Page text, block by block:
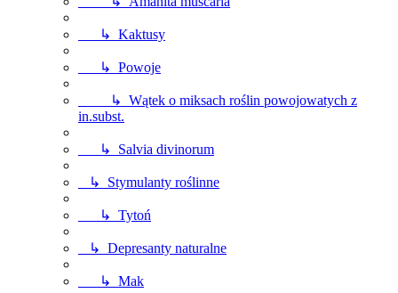
↳ Kaktusy
↳ Powoje
↳ Wątek o miksach roślin powojowatych z
in.subst.
↳ Salvia divinorum
↳ Stymulanty roślinne
↳ Tytoń
↳ Depresanty naturalne
↳ Mak